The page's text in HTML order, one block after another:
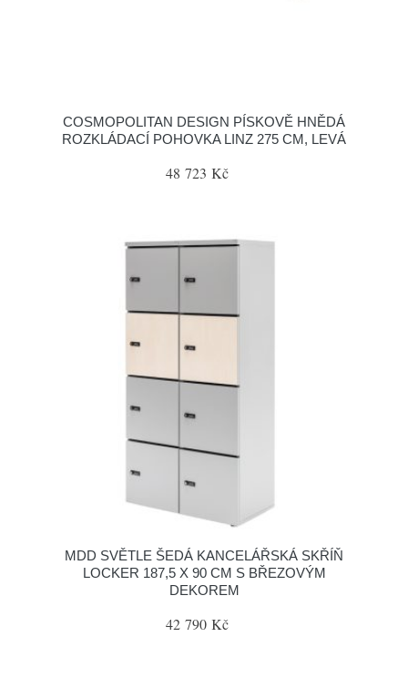
COSMOPOLITAN DESIGN PÍSKOVĚ HNĚDÁ
ROZKLÁDACÍ POHOVKA LINZ 275 CM, LEVÁ
48 723 Kč
MDD SVĚTLE ŠEDÁ KANCELÁŘSKÁ SKŘÍŇ
LOCKER 187,5 X 90 CM S BŘEZOVÝM
DEKOREM
42 790 Kč